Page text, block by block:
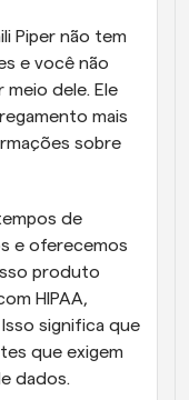
Piper não tem
e você não
dele. Ele
mais
sobre
de
produto
HIPAA,
Isso significa que
que exigem
dados.